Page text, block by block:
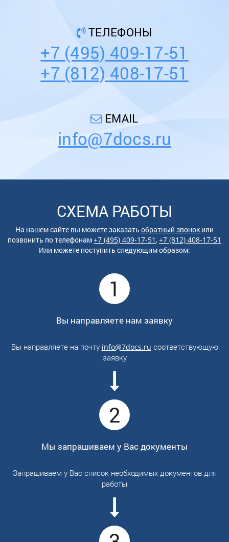
ТЕЛЕФОНЫ
+7 (495) 409-17-51
+7 (812) 408-17-51
EMAIL
info@7docs.ru
СХЕМА РАБОТЫ
На нашем сайте вы можете заказать обратный звонокили
позвонить потелефонам+7 (495) 409-17-51,+7 (812) 408-17-51
Или можете поступить следующим образом:
1
Вы направляете нам заявку
Вы направляете на почту info@7docs.ru соответствующую
заявку
2
Мы запрашиваем у Вас документы
Запрашиваем у Вас список необходимых документов для
работы